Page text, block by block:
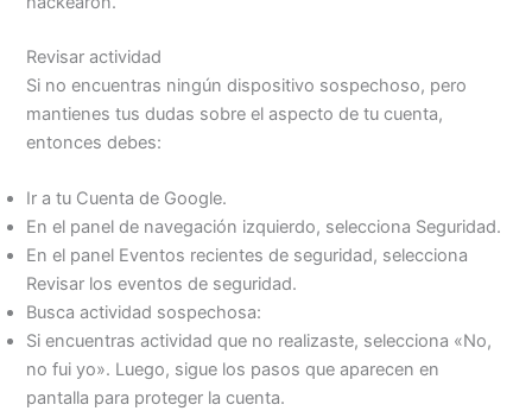
Revisar actividad
Si no encuentras ningún dispositivo sospechoso, pero
mantienes tus dudas sobre el aspecto de tu cuenta,
entonces debes:
Ir a tu Cuenta de Google.
En el panel de navegación izquierdo, selecciona Seguridad.
En el panel Eventos recientes de seguridad, selecciona
Revisar los eventos de seguridad.
Busca actividad sospechosa:
Si encuentras actividad que no realizaste, selecciona «No,
no fui yo». Luego, sigue los pasos que aparecen en
pantalla para proteger la cuenta.